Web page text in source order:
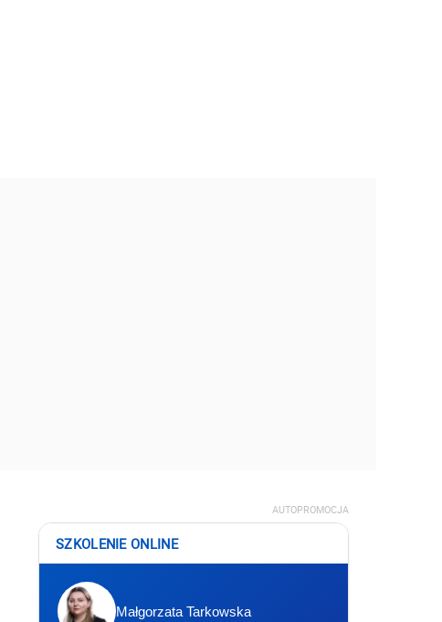
AUTOPROMOCJA
SZKOLENIE ONLINE
Małgorzata Tarkowska